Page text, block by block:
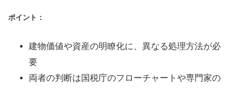
ポイント：
建物価値や資産の明瞭化に、異なる処理方法が必
要
両者の判断は国税庁のフローチャートや専門家の